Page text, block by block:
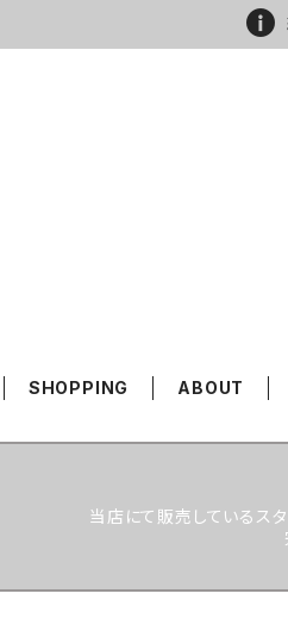
SHOPPING ABOUT
当店にて販売しているス